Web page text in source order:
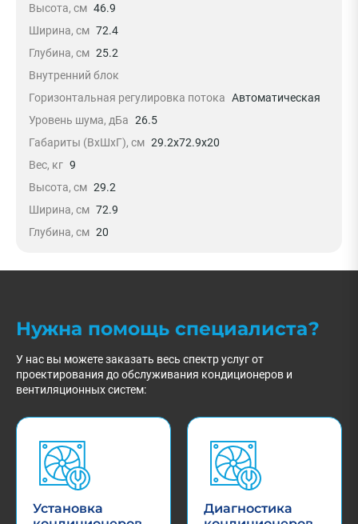
Высота, см 46.9
Ширина, см 72.4
Глубина, см 25.2
Внутренний блок
Горизонтальная регулировка потока Автоматическая
Уровень шума, дБа 26.5
Габариты (ВхШхГ), см 29.2x72.9x20
Вес, кг 9
Высота, см 29.2
Ширина, см 72.9
Глубина, см 20
Нужна помощь специалиста?
У нас вы можете заказать весь спектр услуг от
проектирования до обслуживания кондиционеров и
вентиляционных систем:
Установка
Диагностика